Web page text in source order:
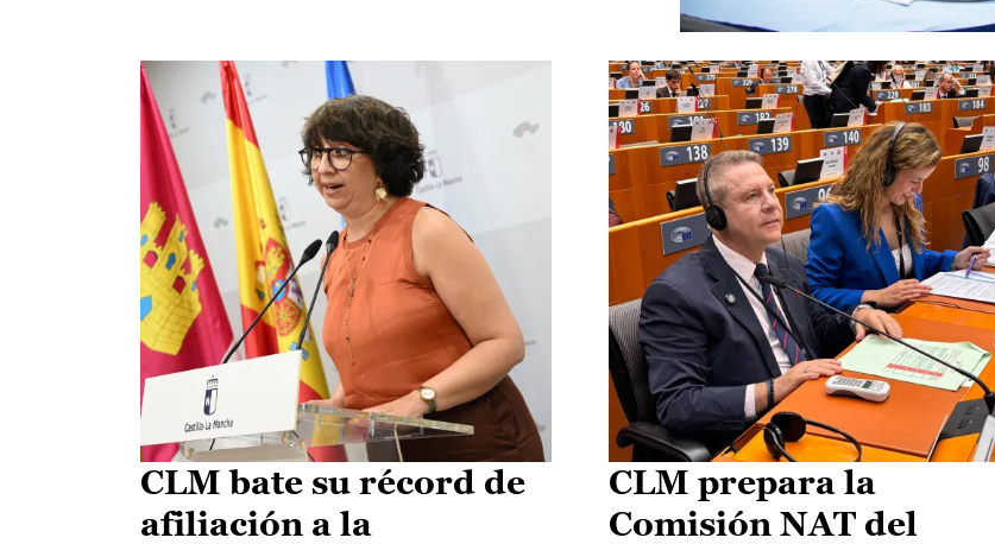
CLM bate su récord de
afiliación a la
CLM prepara la
Comisión NAT del